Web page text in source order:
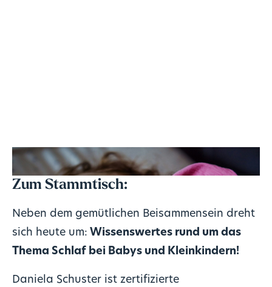
Zum Stammtisch:
Neben dem gemütlichen Beisammensein dreht
sich heute um: Wissenswertes rund um das
Thema Schlaf bei Babys und Kleinkindern!
Daniela Schuster ist zertifizierte